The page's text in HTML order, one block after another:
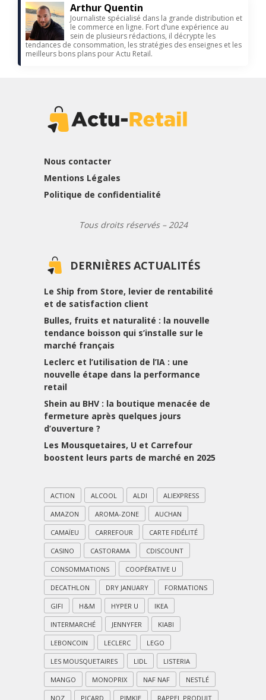
Arthur Quentin
Journaliste spécialisé dans la grande distribution et
le commerce en ligne. Fort d’une expérience au
sein de plusieurs rédactions, il décrypte les
tendances de consommation, les stratégies des enseignes et les
meilleurs bons plans pour Actu Retail.
Nous contacter
Mentions Légales
Politique de confidentialité
Tous droits réservés – 2024
DERNIÈRES ACTUALITÉS
Le Ship from Store, levier de rentabilité
et de satisfaction client
Bulles, fruits et naturalité : la nouvelle
tendance boisson qui s’installe sur le
marché français
Leclerc et l’utilisation de l’IA : une
nouvelle étape dans la performance
retail
Shein au BHV : la boutique menacée de
fermeture après quelques jours
d’ouverture ?
Les Mousquetaires, U et Carrefour
boostent leurs parts de marché en 2025
ACTION ALCOOL ALDI ALIEXPRESS
AMAZON AROMA-ZONE AUCHAN
CAMAÏEU CARREFOUR CARTE FIDÉLITÉ
CASINO CASTORAMA CDISCOUNT
CONSOMMATIONS COOPÉRATIVE U
DECATHLON DRY JANUARY FORMATIONS
GIFI H&M HYPER U IKEA
INTERMARCHÉ JENNYFER KIABI
LEBONCOIN LECLERC LEGO
LES MOUSQUETAIRES LIDL LISTERIA
MANGO MONOPRIX NAF NAF NESTLÉ
NOZ PICARD PIMKIE RAPPEL PRODUIT